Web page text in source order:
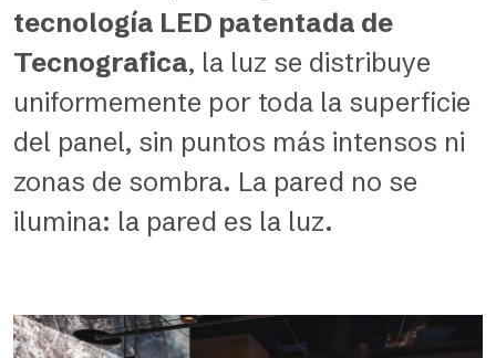
tecnología LED patentada de
Tecnografica, la luz se distribuye
uniformemente por toda la superficie
del panel, sin puntos más intensos ni
zonas de sombra. La pared no se
ilumina: la pared es la luz.